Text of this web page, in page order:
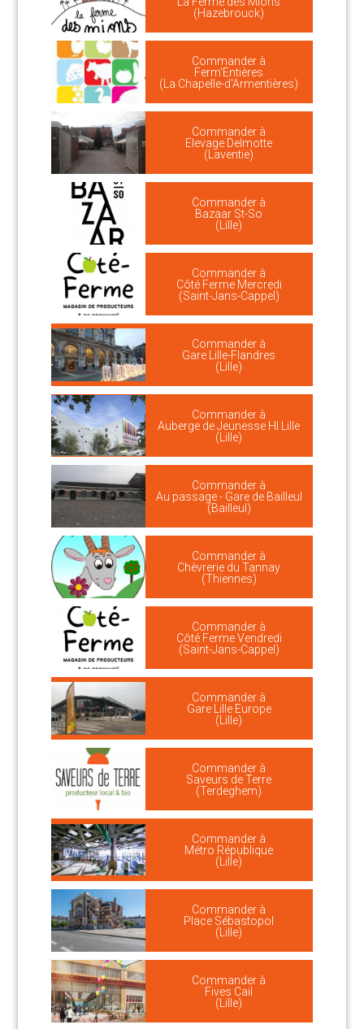
(Hazebrouck)
Commander à
Ferm'Entières
(La Chapelle-d'Armentières)
Commander à
Elevage Delmotte
(Laventie)
Commander à
Bazaar St-So
(Lille)
Commander à
Côté Ferme Mercredi
(Saint-Jans-Cappel)
Commander à
Gare Lille-Flandres
(Lille)
Commander à
Auberge de Jeunesse HI Lille
(Lille)
Commander à
Au passage - Gare de Bailleul
(Bailleul)
Commander à
Chèvrerie du Tannay
(Thiennes)
Commander à
Côté Ferme Vendredi
(Saint-Jans-Cappel)
Commander à
Gare Lille Europe
(Lille)
Commander à
Saveurs de Terre
(Terdeghem)
Commander à
Métro République
(Lille)
Commander à
Place Sébastopol
(Lille)
Commander à
Fives Cail
(Lille)